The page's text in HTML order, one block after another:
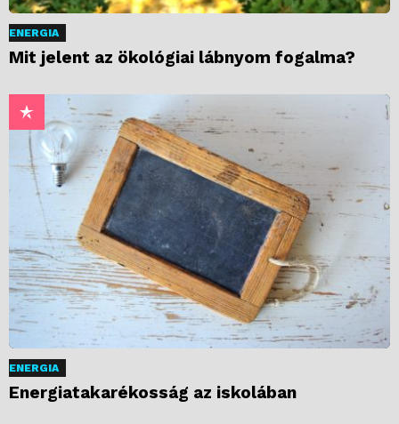
ENERGIA
Mit jelent az ökológiai lábnyom fogalma?
ENERGIA
Energiatakarékosság az iskolában